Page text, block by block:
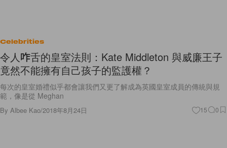
Celebrities
令人咋舌的皇室法則：Kate Middleton 與威廉王子
竟然不能擁有自己孩子的監護權？
每次的皇室婚禮似乎都會讓我們又更了解成為英國皇室成員的傳統與規
範，像是從 Meghan
By Albee Kao/2018年8月24日 15 0